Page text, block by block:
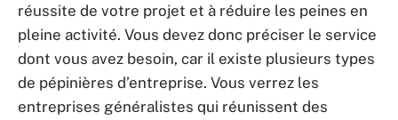
réussite de votre projet et à réduire les peines en
pleine activité. Vous devez donc préciser le service
dont vous avez besoin, car il existe plusieurs types
de pépinières d’entreprise. Vous verrez les
entreprises généralistes qui réunissent des